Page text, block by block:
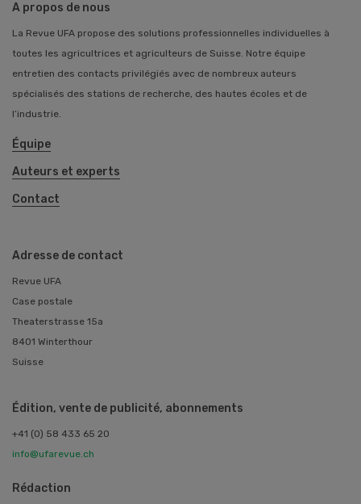
A propos de nous
La Revue UFA propose des solutions professionnelles individuelles à
toutes les agricultrices et agriculteurs de Suisse. Notre équipe
entretien des contacts privilégiés avec de nombreux auteurs
spécialisés des stations de recherche, des hautes écoles et de
l’industrie.
Équipe
Auteurs et experts
Contact
Adresse de contact
Revue UFA
Case postale
Theaterstrasse 15a
8401 Winterthour
Suisse
Édition, vente de publicité, abonnements
+41 (0) 58 433 65 20
info@ufarevue.ch
Rédaction